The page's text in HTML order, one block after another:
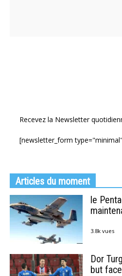
Recevez la Newsletter
[newsletter_form
Articles du moment
le
3.8k vues
Dor
but